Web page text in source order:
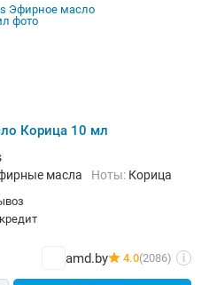
Корица 10 мл
масла Ноты: Корица
amd.by 4.0(2086) i